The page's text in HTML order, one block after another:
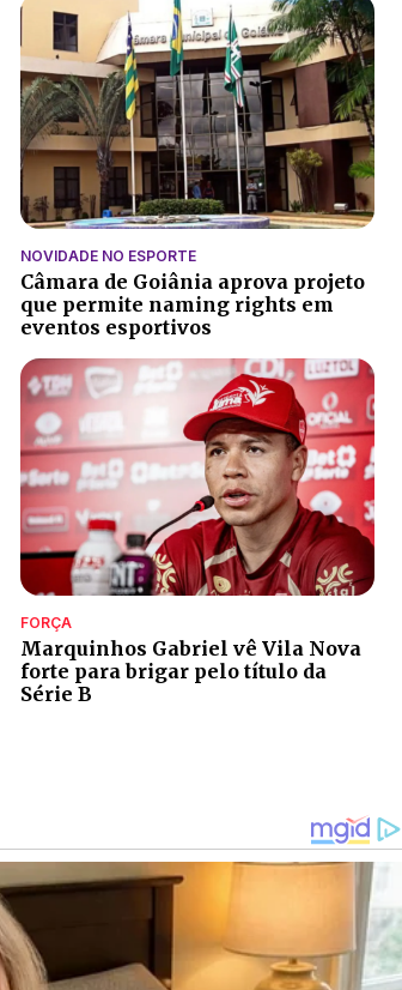
NOVIDADE NO ESPORTE
Câmara de Goiânia aprova projeto
que permite naming rights em
eventos esportivos
FORÇA
Marquinhos Gabriel vê Vila Nova
forte para brigar pelo título da
Série B